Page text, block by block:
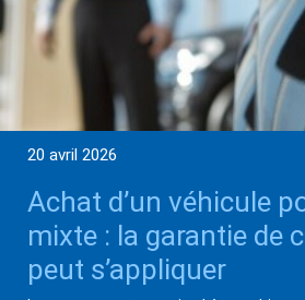
20 avril 2026
Achat d’un véhicule
mixte : la garantie de
peut s’appliquer